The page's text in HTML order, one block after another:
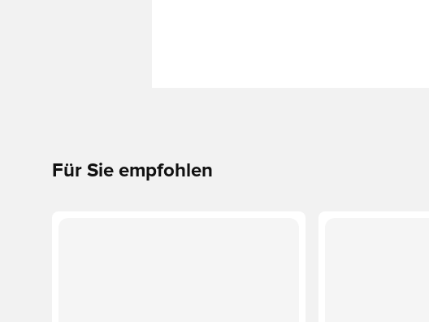
Für Sie empfohlen